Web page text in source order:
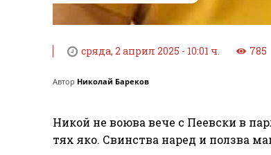
сряда, 2 април 2025 - 10:01 ч. 785
Автор Николай Бареков
Никой не воюва вече с Пеевски в
тях яко. Свинства наред и ползва